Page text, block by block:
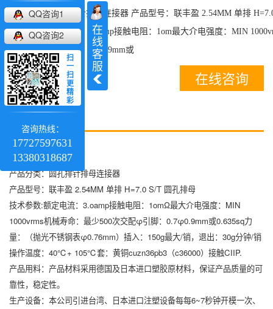
产品分类：圆孔排针排母连接器 产品型号：联丰盈 2.54MM 单排
技术参数:额定电流：3.oamp接触电阻：1om最大介电强度：MIN
最少500次交配引脚：0.70.9mm或
在线咨询
全国热线：
17727597631
产品分类：圆孔排针排母连接器
产品型号：联丰盈 2.54MM 单排 H=7.0 S/T 圆孔排母
技术参数:额定电流：3.oamp接触电阻：1omΩ最大介电强度：MIN
1000vrms机械寿命：最少500次交配φ引脚：0.7φ0.9mm或0.635sq力
量：（抛光不锈钢表φ0.76mm）插入：150g最大/销，退出：30g分钟/销
操作温度：40℃+ 105℃套：黄铜cuzn36pb3（c36000）接触CIIP.
产品用料：产品材料采用德国及日本进口塑胶原材料，保证产品质量的可
靠性，稳定性。
生产设备：本公司引进台湾、日本进口注塑设备每每6~7秒钟开模一次、
在
线
客
服
QQ咨询1
QQ咨询2
扫
一
扫
更
精
彩
咨询热线：
17727597631
13380318687